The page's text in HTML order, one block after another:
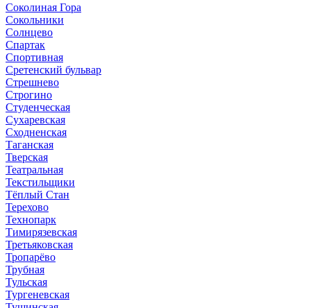
Соколиная Гора
Сокольники
Солнцево
Спартак
Спортивная
Сретенский бульвар
Стрешнево
Строгино
Студенческая
Сухаревская
Сходненская
Таганская
Тверская
Театральная
Текстильщики
Тёплый Стан
Терехово
Технопарк
Тимирязевская
Третьяковская
Тропарёво
Трубная
Тульская
Тургеневская